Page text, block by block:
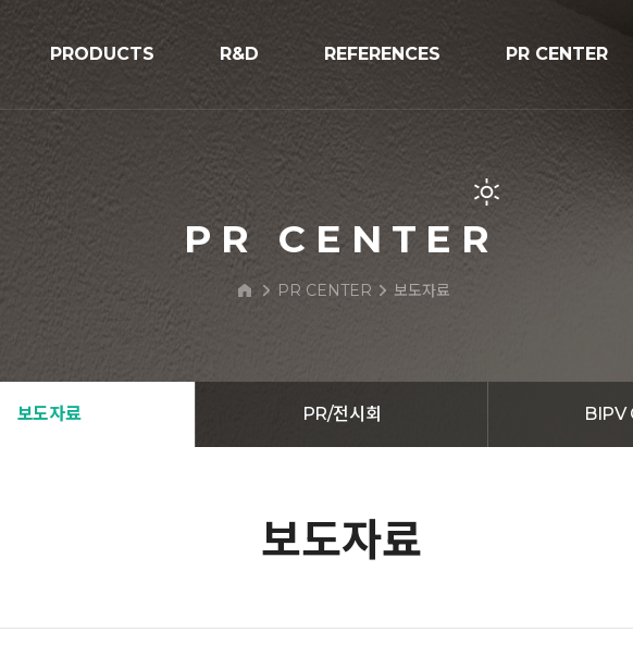
PRODUCTS R&D
R&D
REFERENCES
시공사례
PR CENTER
공지사항
보도자료
PR CENTER
PR CENTER 보도자료
보도자료 PR/전시회 BIPV
보도자료